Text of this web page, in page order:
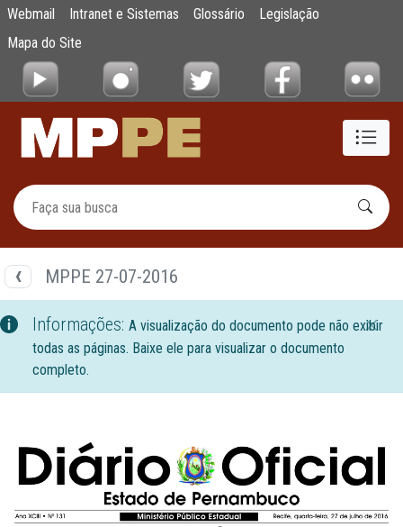
Pular para o Conteúdo principal
Documentos
Webmail Intranet e Sistemas Glossário
Legislação
Mapa do Site
MPPE 27-07-2016
Informações: A visualização do documento pode não exibir
todas as páginas. Baixe ele para visualizar o documento
completo.